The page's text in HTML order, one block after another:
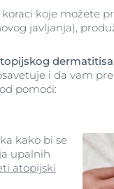
koje možete
javljanja),
dermatitisa
i da vam
pomoći:
kako bi se
upalnih
atopijski